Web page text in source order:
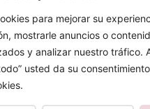
para mejorar su
mostrarle anuncios o
y analizar nuestro tráfico.
usted da su